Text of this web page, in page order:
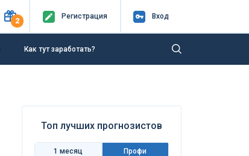
2
Регистрация Вход
Как тут заработать?
Топ лучших прогнозистов
1 месяц Профи